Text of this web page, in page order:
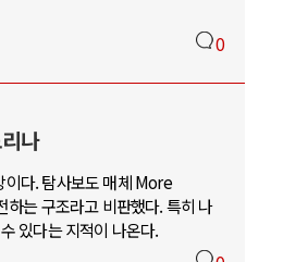
0
나
이다. 탐사보도 매체 More
는 구조라고 비판했다. 특히 나
있다는 지적이 나온다.